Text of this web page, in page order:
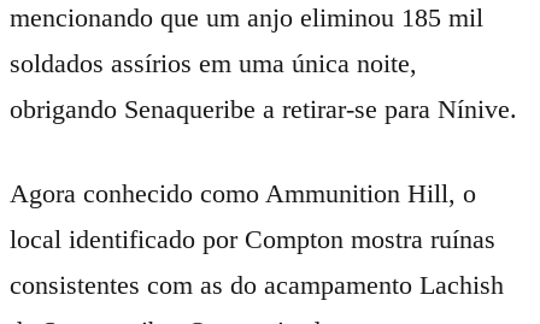
mencionando que um anjo eliminou 185 mil
soldados assírios em uma única noite,
obrigando Senaqueribe a retirar-se para Nínive.
Agora conhecido como Ammunition Hill, o
local identificado por Compton mostra ruínas
consistentes com as do acampamento Lachish